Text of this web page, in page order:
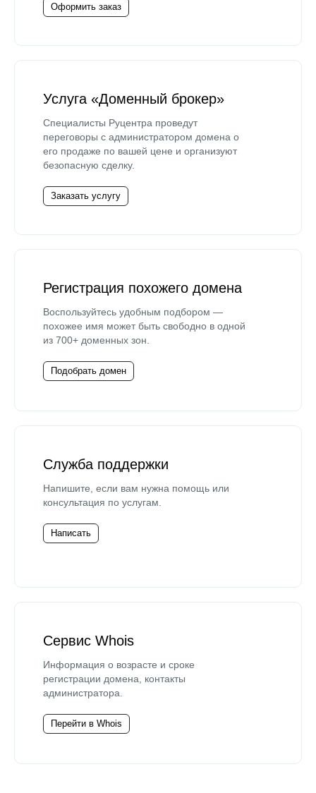
Оформить заказ
Услуга «Доменный брокер»
Специалисты Руцентра проведут
переговоры с администратором домена о
его продаже по вашей цене и организуют
безопасную сделку.
Заказать услугу
Регистрация похожего домена
Воспользуйтесь удобным подбором —
похожее имя может быть свободно в одной
из 700+ доменных зон.
Подобрать домен
Служба поддержки
Напишите, если вам нужна помощь или
консультация по услугам.
Написать
Сервис Whois
Информация о возрасте и сроке
регистрации домена, контакты
администратора.
Перейти в Whois